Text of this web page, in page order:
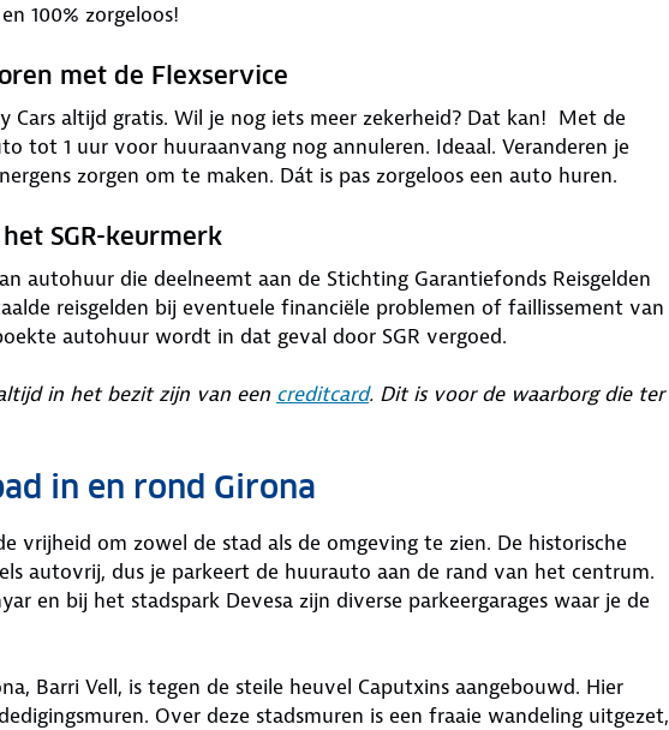
100% zorgeloos!
met de Flexservice
Cars altijd gratis. Wil je nog iets meer zekerheid? Dat kan! Met de
tot 1 uur voor huuraanvang nog annuleren. Ideaal. Veranderen je
zorgen om te maken. Dát is pas zorgeloos een auto huren.
SGR-keurmerk
autohuur die deelneemt aan de Stichting Garantiefonds Reisgelden
reisgelden bij eventuele financiële problemen of faillissement van
autohuur wordt in dat geval door SGR vergoed.
in het bezit zijn van een creditcard. Dit is voor de waarborg die ter
in en rond Girona
vrijheid om zowel de stad als de omgeving te zien. De historische
autovrij, dus je parkeert de huurauto aan de rand van het centrum.
en bij het stadspark Devesa zijn diverse parkeergarages waar je de
Barri Vell, is tegen de steile heuvel Caputxins aangebouwd. Hier
Over deze stadsmuren is een fraaie wandeling uitgezet,